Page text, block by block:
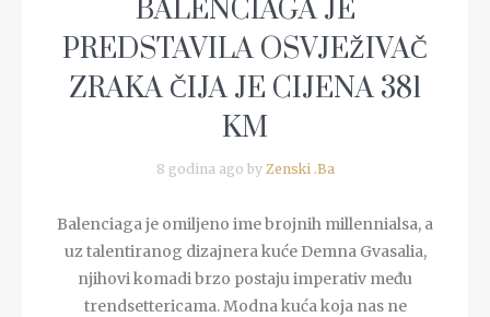
BALENCIAGA JE
PREDSTAVILA OSVJEŽIVAČ
ZRAKA ČIJA JE CIJENA 381
KM
8 godina ago by Zenski .Ba
Balenciaga je omiljeno ime brojnih millennialsa, a
uz talentiranog dizajnera kuće Demna Gvasalia,
njihovi komadi brzo postaju imperativ među
trendsettericama. Modna kuća koja nas ne